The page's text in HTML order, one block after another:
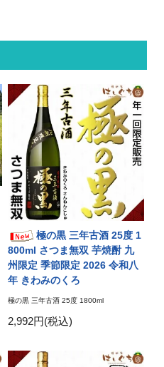
極の黒 三年古酒 25度 1
800ml さつま無双 芋焼酎 九
州限定 季節限定 2026 令和八
年 きわみのくろ
極の黒 三年古酒 25度 1800ml
2,992円(税込)